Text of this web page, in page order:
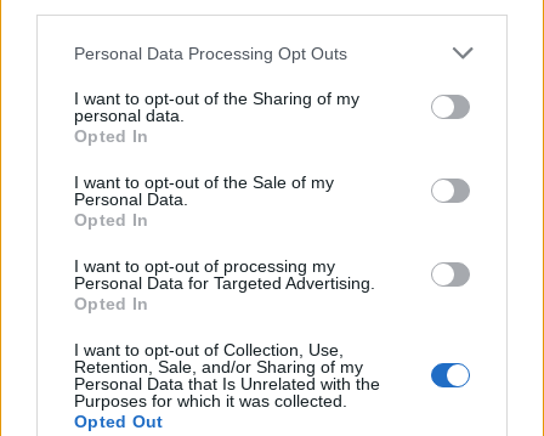
Personal Data Processing Opt Outs
I want to opt-out of the Sharing of my
personal data.
Opted In
I want to opt-out of the Sale of my
Personal Data.
Opted In
I want to opt-out of processing my
Personal Data for Targeted Advertising.
Opted In
I want to opt-out of Collection, Use,
Retention, Sale, and/or Sharing of my
Personal Data that Is Unrelated with the
Purposes for which it was collected.
Opted Out
renkaanpotkija?”
miljoonaa euroa!
LIITTYVÄT ARTIKKELIT LISÄÄ TEKIJÄLTÄ
todellinen jalkapallokommentaattorin
analyysi
Suomi-Hollanti näkyy ilmaiseksi TV:stä –
näin katsot ottelun
Jalkapallon U21 EM-kisat 2025 – tässä
otteluohjelma ja Suomen joukkue